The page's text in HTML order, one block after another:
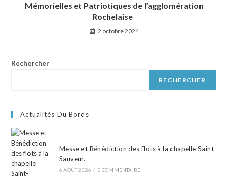
Mémorielles et Patriotiques de l’agglomération
Rochelaise
2 octobre 2024
Rechercher
RECHERCHER
Actualités Du Bords
Messe et Bénédiction des flots à la chapelle Saint-
Sauveur.
6 AOÛT 2026 / 0 COMMENTAIRE